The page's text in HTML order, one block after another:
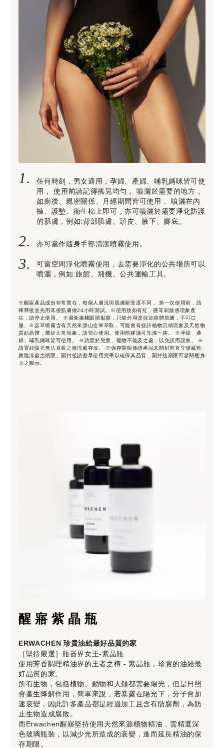
1.
任何時刻，男女適用，孕婦、產婦、哺乳媽咪皆可使
用， 使用前請記得搖晃均勻， 噴灑於需要的地方，
如廁後、親密關係、月經期間皆可使用， 噴灑在內
褲、護墊、衛生棉上即可，亦可噴灑於需要淨化防護
的肌膚，例如:背部肌膚、頭皮、腋下、腳底。
2. 亦可當作隨身手部清潔噴霧使用。
3.
可當空間淨化噴霧使用，去需要淨化的公共場所可以
噴灑，例如:旅館、飛機、公共運輸工具。
※醒寤產品成份非常實在，每個人膚況與肌膚耐受度不同， 第一次使用前，請
稀釋後並先用耳後肌膚做24小時測試。※使用後如有紅、腫等刺激感現象產
生，請停止使用。 ※避免接觸眼睛黏膜，只能外用塗抹於身體肌膚，不可口
服。※宓萃噴霧含有天然來源山金車萃取，可能會有些許植物沉積現象及天然物
質結晶體，屬於正常現象，請安心使用。使用前建議可先搖一搖。 ※孕婦、產
婦、哺乳媽咪皆可使用。 ※請置於兒童、寵物不能及之處，以免誤用誤食。 ※
請置於陽光無法直射之陰涼處存放。 ※保存期限係指產品未開封前直立儲藏乾
爽陰涼處之期限。開封後請盡早使用完畢以確保其品質，開封後期限可參閱瓶身
上之圖示。
醒寤紫晶瓶
ERWACHEN 珍貴油給最好品質的家
［堅持嚴選］瓶器界女王-紫晶瓶
使用芳香調理精油界的王者之樽 - 紫晶瓶，珍貴的油給最
好品質的家。
所有生物，包括植物、動物和人類都需要陽光，但是日照
會產生降解作用，簡單來說，若暴露在陽光下，分子會加
速衰變，因此許多產品都是經過加工且含有防腐劑，為防
止生物造成腐敗。
而Erwachen醒寤堅持使用天然來源植物精油，需精選深
色玻璃瓶裝，以減少光所造成的衰變，進而延長精油的保
存期限。